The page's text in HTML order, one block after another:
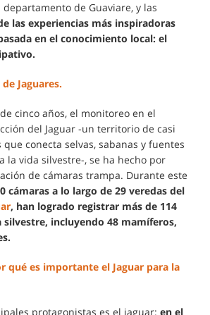
de Guaviare, y las
las experiencias más inspiradoras
en el conocimiento local: el
Jaguares.
cinco años, el monitoreo en el
del Jaguar -un territorio de casi
que conecta selvas, sabanas y fuentes
la vida silvestre-, se ha hecho por
de cámaras trampa. Durante este
cámaras a lo largo de 29 veredas del
, han logrado registrar más de 114
silvestre, incluyendo 48 mamíferos,
qué es importante el Jaguar para la
protagonistas es el jaguar: en el